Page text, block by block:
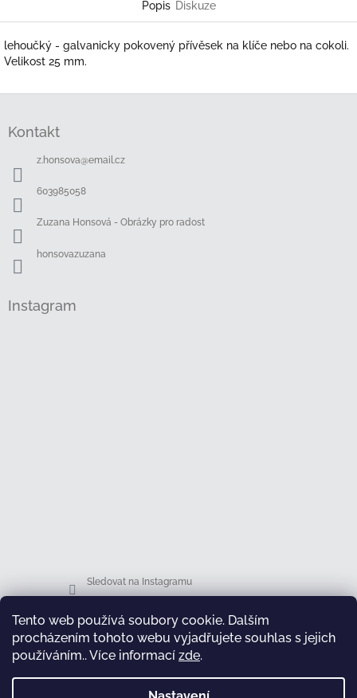
Tento web používá soubory cookie. Dalším
procházením tohoto webu vyjadřujete souhlas s jejich
používáním.. Více informací zde.
Popis Diskuze
lehoučký - galvanicky pokovený přívěsek na klíče nebo na cokoli.
Velikost 25 mm.
Kontakt
z.honsova@email.cz
603985058
Zuzana Honsová - Obrázky pro radost
honsovazuzana
Instagram
Sledovat na Instagramu
Facebook